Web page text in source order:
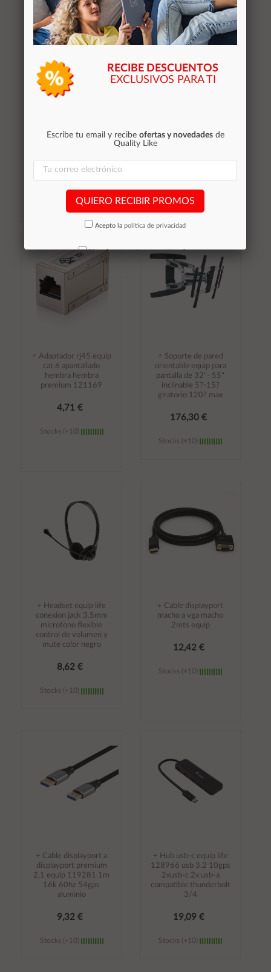
÷ Duplicador cable ide
Stocks (+10)
carrito
giratorio 360? max.
Stocks (+10)
carrito
÷ Adaptador rj45 equip
cat.6 apantallado
hembra hembra
premium 121169
4,71 €
Stocks (+10)
carrito
÷ Soporte de pared
orientable equip para
pantalla de 32"- 55"
inclinable 5?-15?
giratorio 120? max
176,30 €
Stocks (+10)
÷ Headset equip life
conexion jack 3.5mm
microfono flexible
control de volumen y
mute color negro
8,62 €
Stocks (+10)
÷ Cable displayport
macho a vga macho
2mts equip
12,42 €
Stocks (+10)
÷ Cable displayport a
displayport premium
2,1 equip 119281 1m
16k 60hz 54gps
aluminio
9,32 €
Stocks (+10)
÷ Hub usb-c equip life
128966 usb 3.2 10gps
2xusb-c 2x usb-a
compatible thunderbolt
3/4
19,09 €
Stocks (+10)
RECIBE DESCUENTOS
EXCLUSIVOS PARA TI
Escribe tu email y recibe ofertas y novedadesde
Quality Like
QUIERO RECIBIR PROMOS
Acepto la política de privacidad
No volver a mostrar mas este aviso